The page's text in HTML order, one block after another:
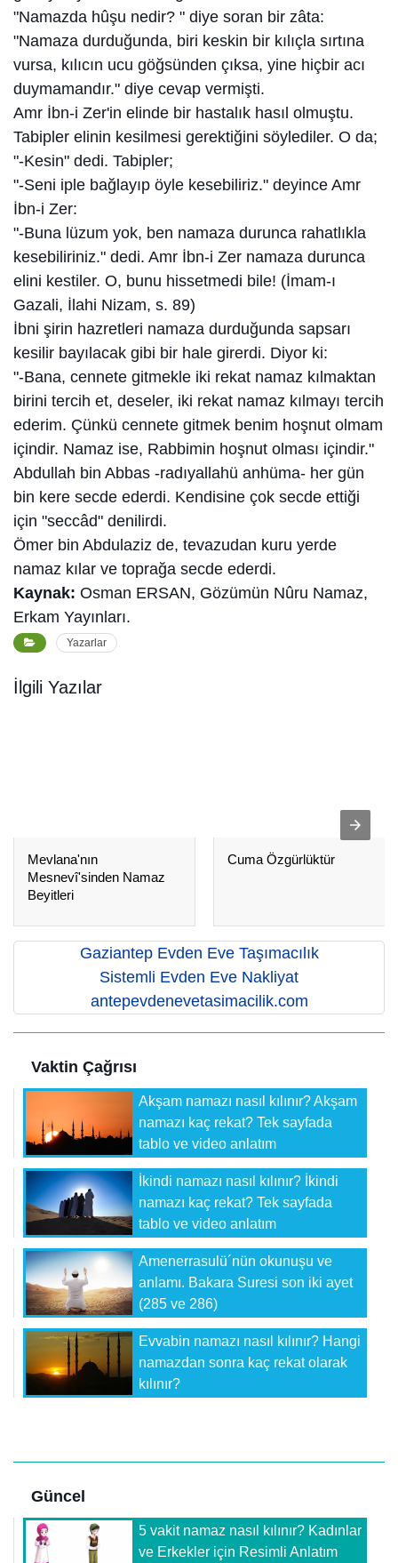
"Namazda hûşu nedir? " diye soran bir zâta:
"Namaza durduğunda, biri keskin bir kılıçla sırtına
vursa, kılıcın ucu göğsünden çıksa, yine hiçbir acı
duymamandır." diye cevap vermişti.
Amr İbn-i Zer'in elinde bir hastalık hasıl olmuştu.
Tabipler elinin kesilmesi gerektiğini söylediler. O da;
"-Kesin" dedi. Tabipler;
"-Seni iple bağlayıp öyle kesebiliriz." deyince Amr
İbn-i Zer:
"-Buna lüzum yok, ben namaza durunca rahatlıkla
kesebiliriniz." dedi. Amr İbn-i Zer namaza durunca
elini kestiler. O, bunu hissetmedi bile! (İmam-ı
Gazali, İlahi Nizam, s. 89)
İbni şirin hazretleri namaza durduğunda sapsarı
kesilir bayılacak gibi bir hale girerdi. Diyor ki:
"-Bana, cennete gitmekle iki rekat namaz kılmaktan
birini tercih et, deseler, iki rekat namaz kılmayı tercih
ederim. Çünkü cennete gitmek benim hoşnut olmam
içindir. Namaz ise, Rabbimin hoşnut olması içindir."
Abdullah bin Abbas -radıyallahü anhüma- her gün
bin kere secde ederdi. Kendisine çok secde ettiği
için "seccâd" denilirdi.
Ömer bin Abdulaziz de, tevazudan kuru yerde
namaz kılar ve toprağa secde ederdi.
Kaynak: Osman ERSAN, Gözümün Nûru Namaz,
Erkam Yayınları.
Yazarlar
İlgili Yazılar
Mevlana'nın
Mesnevî'sinden Namaz
Beyitleri
Cuma Özgürlüktür
Gaziantep Evden Eve Taşımacılık
Sistemli Evden Eve Nakliyat
antepevdenevetasimacilik.com
Vaktin Çağrısı
Akşam namazı nasıl kılınır? Akşam
namazı kaç rekat? Tek sayfada
tablo ve video anlatım
İkindi namazı nasıl kılınır? İkindi
namazı kaç rekat? Tek sayfada
tablo ve video anlatım
Amenerrasulü´nün okunuşu ve
anlamı. Bakara Suresi son iki ayet
(285 ve 286)
Evvabin namazı nasıl kılınır? Hangi
namazdan sonra kaç rekat olarak
kılınır?
Güncel
5 vakit namaz nasıl kılınır? Kadınlar
ve Erkekler için Resimli Anlatım